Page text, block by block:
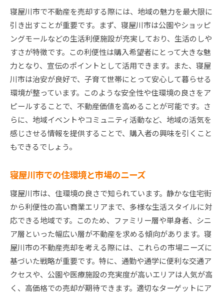
信頼できる査定業者の選び方
査定結果を最大限に活用する方法
プロフェッショナルな査定の流れ
査定で考慮すべき地域特性
査定後の売却準備のステップ
寝屋川市の魅力を引き出す不動産売却のポイント
地域の魅力を最大限に伝える方法
物件の価値を高めるリノベーション提案
購入者にアピールするためのデザイン改善
魅力を伝えるコミュニケーションテクニック
地域イベントを活用した売却促進
不動産売却で重要な寝屋川市の地域特性と戦略
地域特性を活かした価格設定のアプローチ
地域特性と購入者ニーズのマッチング
地域特性に基づく販売戦略の策定
戦略的な広告とプロモーションの展開
地域に根ざしたネットワークの活用
寝屋川市で不動産を売却する際には、地域の魅力を最大限に
引き出すことが重要です。まず、寝屋川市は公園やショッピ
ングモールなどの生活利便施設が充実しており、生活のしや
すさが特徴です。この利便性は購入希望者にとって大きな魅
力となり、宣伝のポイントとして活用できます。また、寝屋
川市は治安が良好で、子育て世帯にとって安心して暮らせる
環境が整っています。このような安全性や住環境の良さをア
ピールすることで、不動産価値を高めることが可能です。さ
らに、地域イベントやコミュニティ活動など、地域の活気を
感じさせる情報を提供することで、購入者の興味を引くこと
もできるでしょう。
寝屋川市での住環境と市場のニーズ
寝屋川市は、住環境の良さで知られています。静かな住宅街
から利便性の高い商業エリアまで、多様な生活スタイルに対
応できる地域です。このため、ファミリー層や単身者、シニ
ア層といった幅広い層が不動産を求める傾向があります。寝
屋川市の不動産売却を考える際には、これらの市場ニーズに
基づいた戦略が重要です。特に、通勤や通学に便利な交通ア
クセスや、公園や医療施設の充実度が高いエリアは人気が高
く、高価格での売却が期待できます。適切なターゲットにア